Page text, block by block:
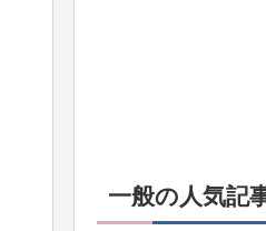
一般の人気記